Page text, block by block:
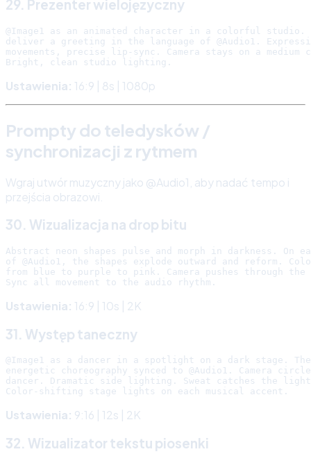
29. Prezenter wielojęzyczny
@Image1 as an animated character in a colorful studio.
deliver a greeting in the language of @Audio1.
movements, precise lip-sync. Camera stays on a medium
Ustawienia: 16:9 | 8s | 1080p
Prompty do teledysków /
synchronizacji z rytmem
Wgraj utwór muzyczny jako @Audio1, aby nadać tempo i
przejścia obrazowi.
30. Wizualizacja na drop bitu
Abstract neon shapes pulse and morph in darkness. On
of @Audio1, the shapes explode outward and reform.
from blue to purple to pink. Camera pushes through the
Ustawienia: 16:9 | 10s | 2K
31. Występ taneczny
@Image1 as a dancer in a spotlight on a dark stage.
energetic choreography synced to @Audio1. Camera
dancer. Dramatic side lighting. Sweat catches the
Ustawienia: 9:16 | 12s | 2K
32. Wizualizator tekstu piosenki